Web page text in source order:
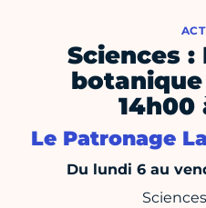
Sciences
botanique
14h00
Le Patronage
Du lundi 6 au